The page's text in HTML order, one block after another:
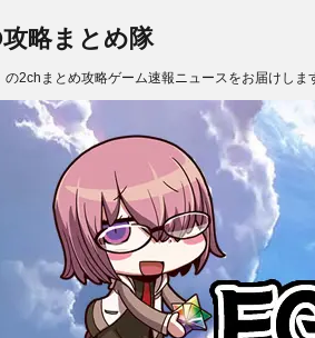
略まとめ隊
の2chまとめ攻略ゲーム速報ニュースをお届けしま